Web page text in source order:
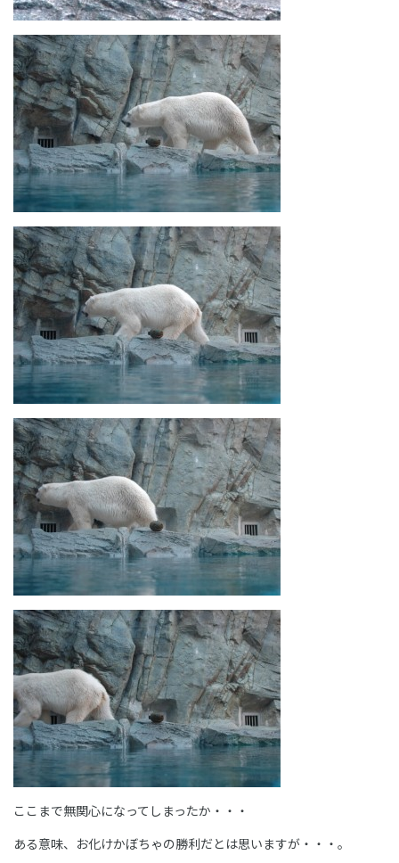
ここまで無関心になってしまったか・・・
ある意味、お化けかぼちゃの勝利だとは思いますが・・・。